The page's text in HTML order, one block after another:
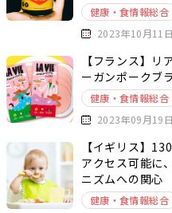
健康・食情報総合
2023年10月11日
【フランス】リ
ーガンポークブ
健康・食情報総合
2023年09月19日
【イギリス】
アクセス可能に
ニズムへの関心
健康・食情報総合